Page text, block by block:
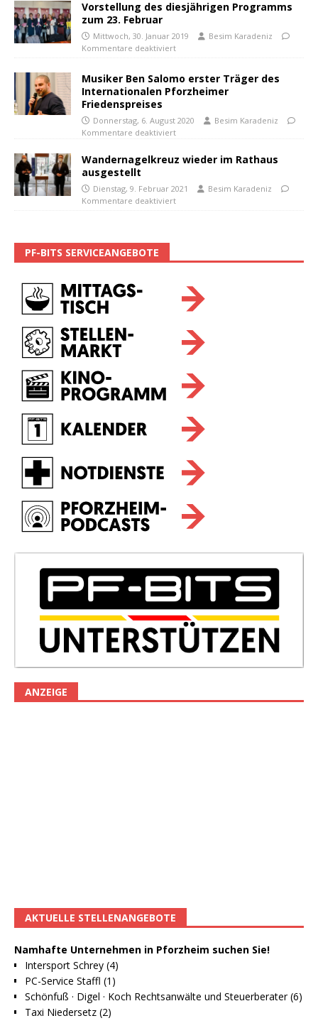
Vorstellung des diesjährigen Programms
zum 23. Februar
Mittwoch, 30. Januar 2019
Besim Karadeniz
Kommentare deaktiviert
Musiker Ben Salomo erster Träger des
Internationalen Pforzheimer
Friedenspreises
Donnerstag, 6. August 2020
Besim Karadeniz
Kommentare deaktiviert
Wandernagelkreuz wieder im Rathaus
ausgestellt
Dienstag, 9. Februar 2021
Besim Karadeniz
Kommentare deaktiviert
PF-BITS SERVICEANGEBOTE
ANZEIGE
AKTUELLE STELLENANGEBOTE
Namhafte Unternehmen in Pforzheim suchen Sie!
Intersport Schrey (4)
PC-Service Staffl (1)
Schönfuß · Digel · Koch Rechtsanwälte und Steuerberater (6)
Taxi Niedersetz (2)